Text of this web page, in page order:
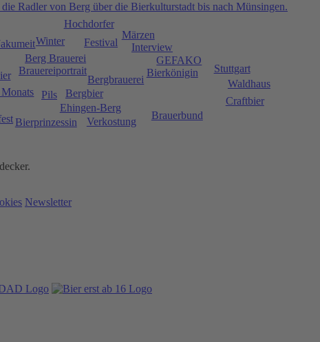
Radler von Berg über die Bierkulturstadt bis nach Münsingen.
Brauereiportrait
Berg Brauerei
Bergbrauerei
Bergbier
Bierkönigin
Ehingen-Berg
Festival
GEFAKO
Interview
Bierprinzessin Verkostung
Stuttgart
Märzen
Pils
Waldhaus
Hochdorfer
Brauerbund
Craftbier
Winter
Newsletter